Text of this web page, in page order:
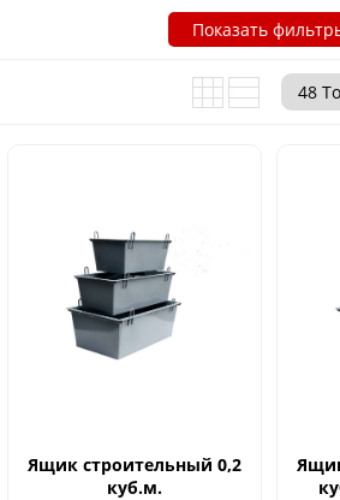
Показать
Ящик строительный 0,2
куб.м.